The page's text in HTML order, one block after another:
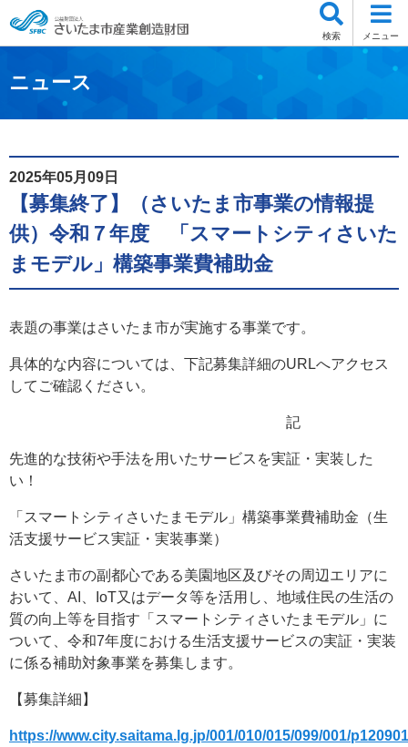
検索 メニュー
ニュース
2025年05月09日
【募集終了】（さいたま市事業の情報提
供）令和７年度 「スマートシティさいた
まモデル」構築事業費補助金
表題の事業はさいたま市が実施する事業です。
具体的な内容については、下記募集詳細のURLへアクセス
してご確認ください。
記
先進的な技術や手法を用いたサービスを実証・実装した
い！
「スマートシティさいたまモデル」構築事業費補助金（生
活支援サービス実証・実装事業）
さいたま市の副都心である美園地区及びその周辺エリアに
おいて、AI、IoT又はデータ等を活用し、地域住民の生活の
質の向上等を目指す「スマートシティさいたまモデル」に
ついて、令和7年度における生活支援サービスの実証・実装
に係る補助対象事業を募集します。
【募集詳細】
https://www.city.saitama.lg.jp/001/010/015/099/001/